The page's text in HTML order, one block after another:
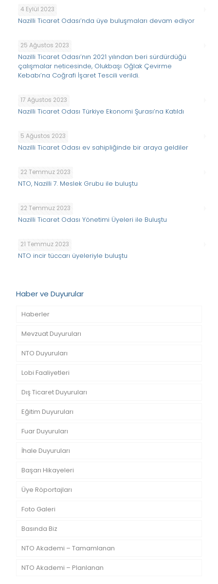
4 Eylül 2023
Nazilli Ticaret Odası’nda üye buluşmaları devam ediyor
25 Ağustos 2023
Nazilli Ticaret Odası’nın 2021 yılından beri sürdürdüğü
çalışmalar neticesinde, Olukbaşı Oğlak Çevirme
Kebabı’na Coğrafi İşaret Tescili verildi.
17 Ağustos 2023
Nazilli Ticaret Odası Türkiye Ekonomi Şurası’na Katıldı
5 Ağustos 2023
Nazilli Ticaret Odası ev sahipliğinde bir araya geldiler
22 Temmuz 2023
NTO, Nazilli 7. Meslek Grubu ile buluştu
22 Temmuz 2023
Nazilli Ticaret Odası Yönetimi Üyeleri ile Buluştu
21 Temmuz 2023
NTO incir tüccarı üyeleriyle buluştu
Haber ve Duyurular
Haberler
Mevzuat Duyuruları
NTO Duyuruları
Lobi Faaliyetleri
Dış Ticaret Duyuruları
Eğitim Duyuruları
Fuar Duyuruları
İhale Duyuruları
Başarı Hikayeleri
Üye Röportajları
Foto Galeri
Basında Biz
NTO Akademi – Tamamlanan
NTO Akademi – Planlanan